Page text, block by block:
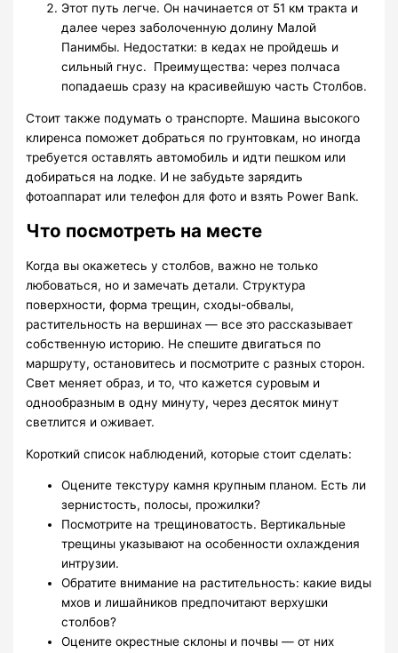
Этот путь легче. Он начинается от 51 км тракта и
далее через заболоченную долину Малой
Панимбы. Недостатки: в кедах не пройдешь и
сильный гнус. Преимущества: через полчаса
попадаешь сразу на красивейшую часть Столбов.
Стоит также подумать о транспорте. Машина высокого
клиренса поможет добраться по грунтовкам, но иногда
требуется оставлять автомобиль и идти пешком или
добираться на лодке. И не забудьте зарядить
фотоаппарат или телефон для фото и взять Power Bank.
Что посмотреть на месте
Когда вы окажетесь у столбов, важно не только
любоваться, но и замечать детали. Структура
поверхности, форма трещин, сходы-обвалы,
растительность на вершинах — все это рассказывает
собственную историю. Не спешите двигаться по
маршруту, остановитесь и посмотрите с разных сторон.
Свет меняет образ, и то, что кажется суровым и
однообразным в одну минуту, через десяток минут
светлится и оживает.
Короткий список наблюдений, которые стоит сделать:
Оцените текстуру камня крупным планом. Есть ли
зернистость, полосы, прожилки?
Посмотрите на трещиноватость. Вертикальные
трещины указывают на особенности охлаждения
интрузии.
Обратите внимание на растительность: какие виды
мхов и лишайников предпочитают верхушки
столбов?
Оцените окрестные склоны и почвы — от них